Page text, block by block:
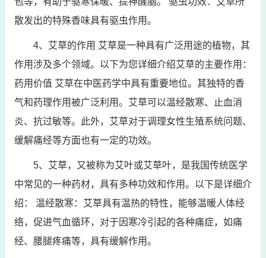
散发出的特殊香味具有驱虫作用。
4、艾草的作用 艾草是一种具有广泛用途的植物，其
作用涉及多个领域。以下为您详细介绍艾草的主要作用：
药用价值 艾草在中医药学中具有重要地位。其独特的香
气和药理作用被广泛利用。艾草可以温经散寒、止血消
炎、抗过敏等。此外，艾草对于调理女性生殖系统问题、
缓解痛经等方面也有一定的功效。
5、艾草，又被称为艾叶或艾草叶，是我国传统医学
中常见的一种药材，具有多种功效和作用。以下是详细介
绍： 温经散寒：艾草具有温热的特性，能够温暖人体经
络，促进气血循环，对于因寒冷引起的各种痛症，如痛
经、腰腿疼痛等，具有缓解作用。